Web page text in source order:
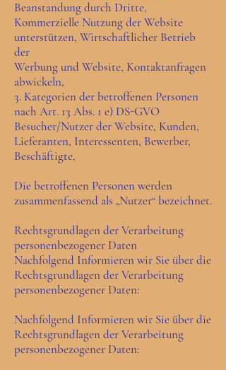
Beanstandung durch Dritte,
Kommerzielle Nutzung der Website
unterstützen, Wirtschaftlicher Betrieb
der
Werbung und Website, Kontaktanfragen
abwickeln,
3. Kategorien der betroffenen Personen
nach Art. 13 Abs. 1 e) DS-GVO
Besucher/Nutzer der Website, Kunden,
Lieferanten, Interessenten, Bewerber,
Beschäftigte,
Die betroffenen Personen werden
zusammenfassend als „Nutzer“ bezeichnet.
Rechtsgrundlagen der Verarbeitung
personenbezogener Daten
Nachfolgend Informieren wir Sie über die
Rechtsgrundlagen der Verarbeitung
personenbezogener Daten:
Nachfolgend Informieren wir Sie über die
Rechtsgrundlagen der Verarbeitung
personenbezogener Daten: